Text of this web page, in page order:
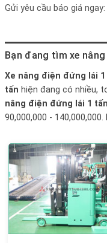
Gửi yêu cầu báo giá ngay:
Bạn đang tìm xe
Xe nâng điện đứng lái 1
tấn hiện đang có nhiều,
nâng điện đứng lái 1
90,000,000 -